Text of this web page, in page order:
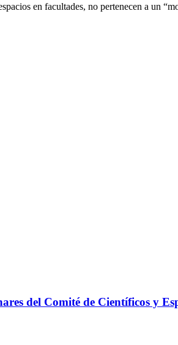
en facultades, no pertenecen a un
del Comité de Científicos y